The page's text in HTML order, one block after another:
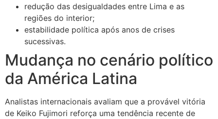
redução das desigualdades entre Lima e as
regiões do interior;
estabilidade política após anos de crises
sucessivas.
Mudança no cenário político
da América Latina
Analistas internacionais avaliam que a provável vitória
de Keiko Fujimori reforça uma tendência recente de